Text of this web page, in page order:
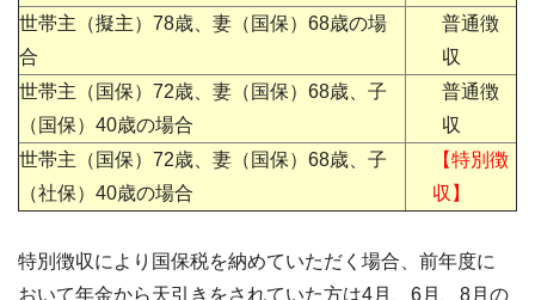
世帯主（擬主）78歳、妻（国保）68歳の場
合
普通徴
収
世帯主（国保）72歳、妻（国保）68歳、子
（国保）40歳の場合
普通徴
収
世帯主（国保）72歳、妻（国保）68歳、子
（社保）40歳の場合
【特別徴
収】
特別徴収により国保税を納めていただく場合、前年度に
おいて年金から天引きをされていた方は4月、6月、8月の